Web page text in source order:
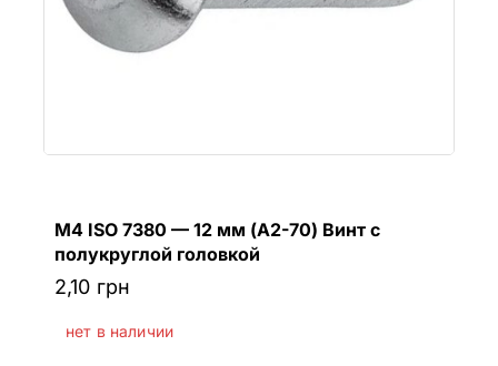
M4 ISO 7380 — 12 мм (A2-70) Винт с
полукруглой головкой
2,10 грн
нет в наличии